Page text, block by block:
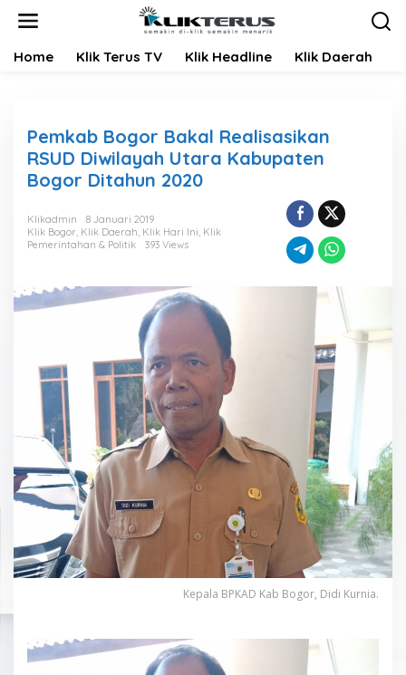
Home Klik Terus TV Klik Headline Klik Daerah
Pemkab Bogor Bakal Realisasikan
RSUD Diwilayah Utara Kabupaten
Bogor Ditahun 2020
Klikadmin
8 Januari 2019
Klik Bogor, Klik Daerah, Klik Hari Ini, Klik
Pemerintahan & Politik
393 Views
Kepala BPKAD Kab Bogor, Didi Kurnia.